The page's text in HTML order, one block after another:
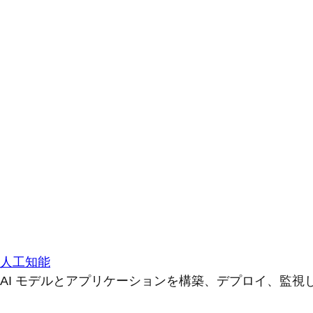
人工知能
AI モデルとアプリケーションを構築、デプロイ、監視